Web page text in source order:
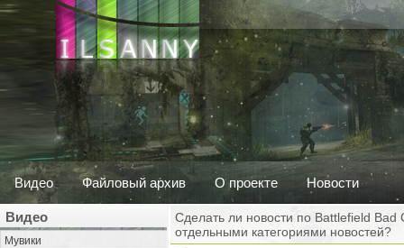
Видео Файловый архив О проекте Новости
Видео
Мувики
Сделать ли новости по Battlefield
отдельными категориями новостей?